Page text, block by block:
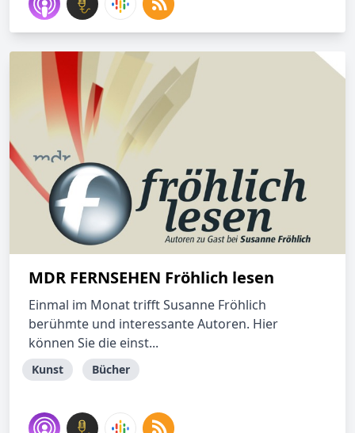
MDR FERNSEHEN Fröhlich lesen
Einmal im Monat trifft Susanne Fröhlich
berühmte und interessante Autoren. Hier
können Sie die einst...
Kunst Bücher